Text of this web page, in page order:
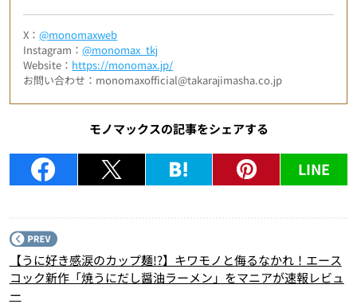
X：@monomaxweb
Instagram：@monomax_tkj
Website： https://monomax.jp/
お問い合わせ：monomaxofficial@takarajimasha.co.jp
モノマックスの記事をシェアする
LINE
【うに好き感涙のカップ麺!?】キワモノと侮るなかれ！エース
コック新作「焼うにだし醤油ラーメン」をマニアが速報レビュ
ー